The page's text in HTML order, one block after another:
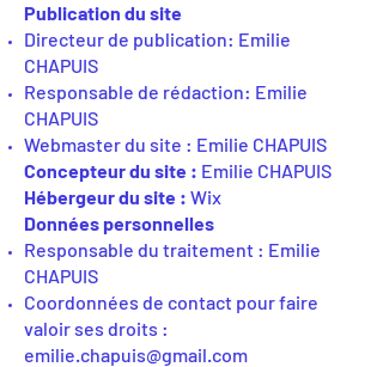
Publication du site
Directeur de publication: Emilie
CHAPUIS
Responsable de rédaction: Emilie
CHAPUIS
Webmaster du site : Emilie CHAPUIS
Concepteur du site : Emilie CHAPUIS
Hébergeur du site : Wix
Données personnelles
Responsable du traitement : Emilie
CHAPUIS
Coordonnées de contact pour faire
valoir ses droits :
emilie.chapuis@gmail.com